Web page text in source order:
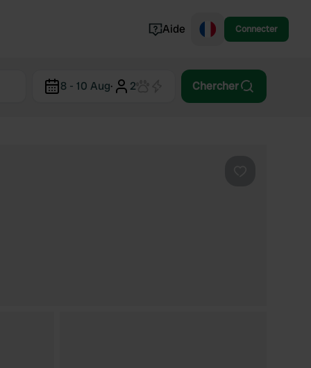
Aide Connecter
8 - 10 Aug· 2 Chercher